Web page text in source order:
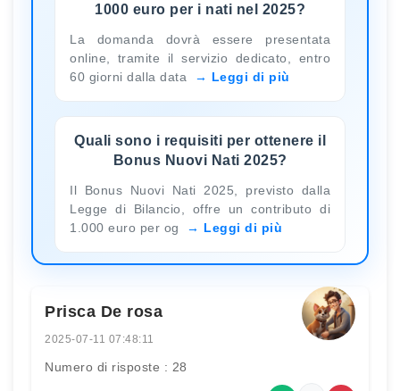
1000 euro per i nati nel 2025?
La domanda dovrà essere presentata
online, tramite il servizio dedicato, entro
60 giorni dalla data
Leggi di più
Quali sono i requisiti per ottenere il
Bonus Nuovi Nati 2025?
Il Bonus Nuovi Nati 2025, previsto dalla
Legge di Bilancio, offre un contributo di
1.000 euro per og
Leggi di più
Prisca De rosa
2025-07-11 07:48:11
Numero di risposte : 28